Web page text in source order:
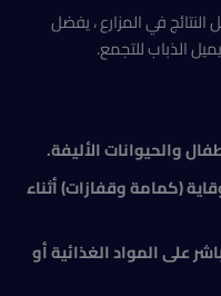
في المزارع ، يفضل
الذباب للتجمع.
والحيوانات الأليفة.
(كمامة وقفازات) أثناء
على المواد الغذائية أو